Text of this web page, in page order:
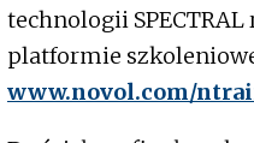
technologii
platformie
www.novol.com/